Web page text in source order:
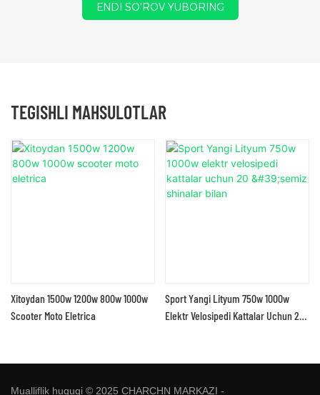
ENDI SO'ROV YUBORING
TEGISHLI MAHSULOTLAR
Xitoydan 1500w 1200w 800w 1000w
Scooter Moto Eletrica
Sport Yangi Lityum 750w 1000w
Elektr Velosipedi Kattalar Uchun 20
Mualliflik huquqi © 2025 CHARCHN MARKAZI -